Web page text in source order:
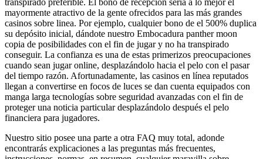
mayormente atractivo de la gente ofrecidos para las más grandes
casinos sobre linea. Por ejemplo, cualquier bono de el 500% duplica
su depósito inicial, dándote nuestro Embocadura panther moon
copia de posibilidades con el fin de jugar y no ha transpirado
conseguir. La confianza es una de estas primerizos preocupaciones
cuando sean jugar online, desplazándolo hacia el pelo con el pasar
del tiempo razón. Afortunadamente, las casinos en línea reputados
llegan a convertirse en focos de luces se dan cuenta equipados con
manga larga tecnologías sobre seguridad avanzadas con el fin de
proteger una noticia particular desplazándolo después el pelo
financiera para jugadores.
Nuestro sitio posee una parte a otra FAQ muy total, adonde
encontrarás explicaciones a las preguntas más frecuentes,